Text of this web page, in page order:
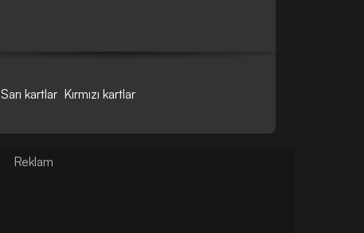
Sarı kartlar Kırmızı kartlar